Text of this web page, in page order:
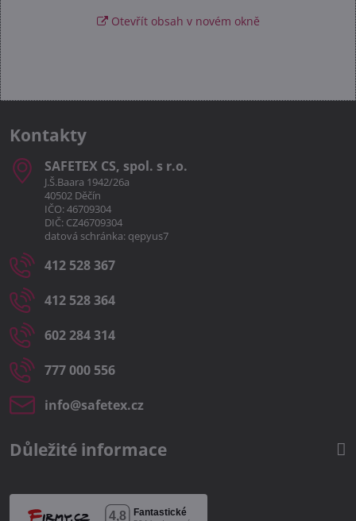
Otevřít obsah v novém okně
Kontakty
SAFETEX CS, spol​. s r​.o​.
J.Š.Baara 1942/26a
40502 Děčín
IČO: 46709304
DIČ: CZ46709304
datová schránka: qepyus7
412 528 367
412 528 364
602 284 314
777 000 556
info​@safetex​.cz
Důležité informace